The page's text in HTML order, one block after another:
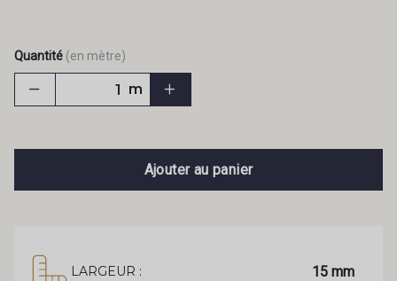
Quantité (en mètre)
m
Ajouter au panier
LARGEUR : 15 mm